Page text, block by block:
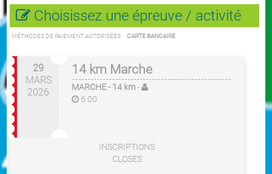
Choisissez une épreuve / activité
MÉTHODES DE PAIEMENT AUTORISÉES : CARTE BANCAIRE
29
MARS
2026
14 km Marche
MARCHE- 14 km-
6:00
INSCRIPTIONS
CLOSES